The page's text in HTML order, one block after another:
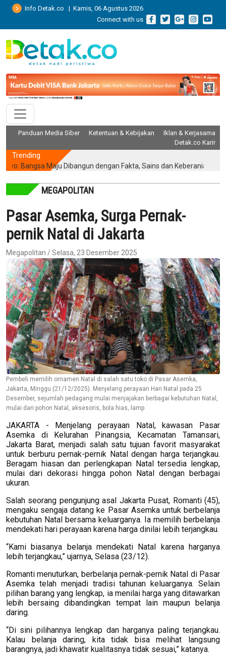
Info Detak.co | Kamis, 06 Agustus 2026
Connect with us
Panduan Media Siber Ketentuan & Kebijakan
Iklan & Kerjasama
Detak.co Karir
Trending
Maju Dibangun dengan Fakta, Sains dan Keberanian Hadapi
MEGAPOLITAN
Pasar Asemka, Surga Pernak-
pernik Natal di Jakarta
Megapolitan / Selasa, 23 Desember 2025
Pembeli memilih ornamen Natal di salah satu toko di Pasar Asemka,
Jakarta, Minggu (21/12/2025). Menjelang perayaan Hari Natal pada 25
Desember, sejumlah pedagang mulai menjajakan berbagai kebutuhan Natal,
mulai dari pohon Natal, aksesoris, bola hias, lamp
JAKARTA - Menjelang perayaan Natal, kawasan Pasar
Asemka di Kelurahan Pinangsia, Kecamatan Tamansari,
Jakarta Barat, menjadi salah satu tujuan favorit masyarakat
untuk berburu pernak-pernik Natal dengan harga terjangkau.
Beragam hiasan dan perlengkapan Natal tersedia lengkap,
mulai dari dekorasi hingga pohon Natal dengan berbagai
ukuran.
Salah seorang pengunjung asal Jakarta Pusat, Romanti (45),
mengaku sengaja datang ke Pasar Asemka untuk berbelanja
kebutuhan Natal bersama keluarganya. Ia memilih berbelanja
mendekati hari perayaan karena harga dinilai lebih terjangkau.
“Kami biasanya belanja mendekati Natal karena harganya
lebih terjangkau,” ujarnya, Selasa (23/12).
Romanti menuturkan, berbelanja pernak-pernik Natal di Pasar
Asemka telah menjadi tradisi tahunan keluarganya. Selain
pilihan barang yang lengkap, ia menilai harga yang ditawarkan
lebih bersaing dibandingkan tempat lain maupun belanja
daring.
“Di sini pilihannya lengkap dan harganya paling terjangkau.
Kalau belanja daring, kita tidak bisa melihat langsung
barangnya, jadi khawatir kualitasnya tidak sesuai,” katanya.